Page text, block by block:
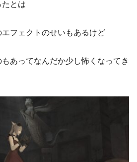
たとは
フェクトのせいもあるけど
あってなんだか少し怖くなってき